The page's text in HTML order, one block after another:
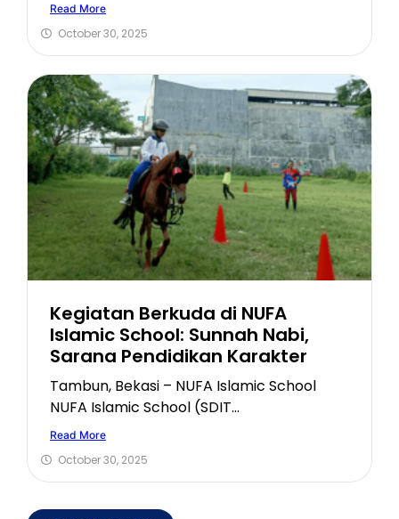
Read More
October 30, 2025
Kegiatan Berkuda di NUFA
Islamic School: Sunnah Nabi,
Sarana Pendidikan Karakter
Tambun, Bekasi – NUFA Islamic School
NUFA Islamic School (SDIT...
Read More
October 30, 2025